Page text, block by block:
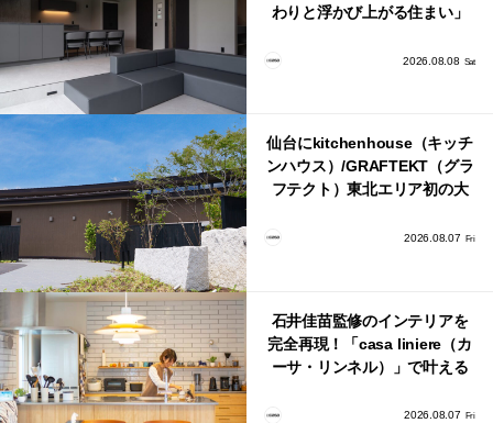
わりと浮かび上がる住まい」
2026.08.08 Sat
仙台にkitchenhouse（キッチ
ンハウス）/GRAFTEKT（グラ
フテクト）東北エリア初の大
2026.08.07 Fri
石井佳苗監修のインテリアを
完全再現！「casa liniere（カ
ーサ・リンネル）」で叶える
2026.08.07 Fri